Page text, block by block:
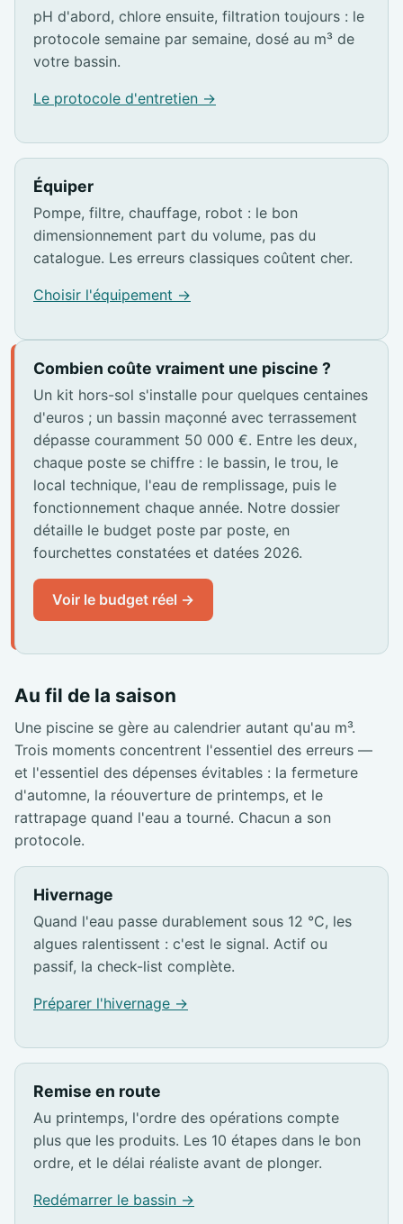
pH d'abord, chlore ensuite, filtration toujours : le
protocole semaine par semaine, dosé au m³ de
votre bassin.
Le protocole d'entretien →
Équiper
Pompe, filtre, chauffage, robot : le bon
dimensionnement part du volume, pas du
catalogue. Les erreurs classiques coûtent cher.
Choisir l'équipement →
Combien coûte vraiment une piscine ?
Un kit hors-sol s'installe pour quelques centaines
d'euros ; un bassin maçonné avec terrassement
dépasse couramment 50 000 €. Entre les deux,
chaque poste se chiffre : le bassin, le trou, le
local technique, l'eau de remplissage, puis le
fonctionnement chaque année. Notre dossier
détaille le budget poste par poste, en
fourchettes constatées et datées 2026.
Voir le budget réel →
Au fil de la saison
Une piscine se gère au calendrier autant qu'au m³.
Trois moments concentrent l'essentiel des erreurs —
et l'essentiel des dépenses évitables : la fermeture
d'automne, la réouverture de printemps, et le
rattrapage quand l'eau a tourné. Chacun a son
protocole.
Hivernage
Quand l'eau passe durablement sous 12 °C, les
algues ralentissent : c'est le signal. Actif ou
passif, la check-list complète.
Préparer l'hivernage →
Remise en route
Au printemps, l'ordre des opérations compte
plus que les produits. Les 10 étapes dans le bon
ordre, et le délai réaliste avant de plonger.
Redémarrer le bassin →